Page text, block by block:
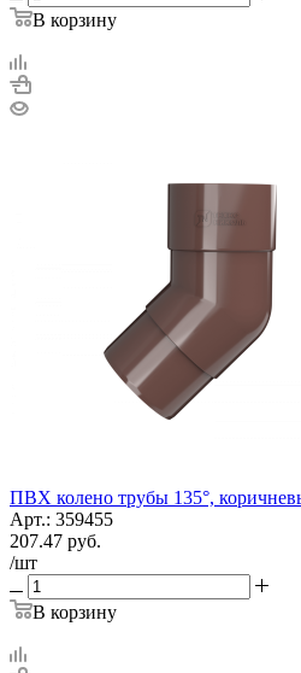
В корзину
ПВХ колено трубы 135°,
Арт.: 359455
207.47 руб.
/шт
В корзину